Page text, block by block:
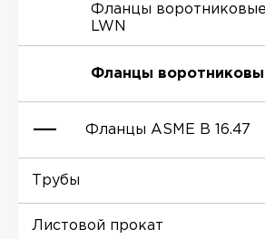
Отводы EN 10253-4
Отводы MSS SP-75
Переходы DIN 2616-1
Переходы DIN 2616-2
Ниппели
Фланцы
LWN
Фланцы
Фланцы ASME B 16.47
Трубы
Листовой прокат